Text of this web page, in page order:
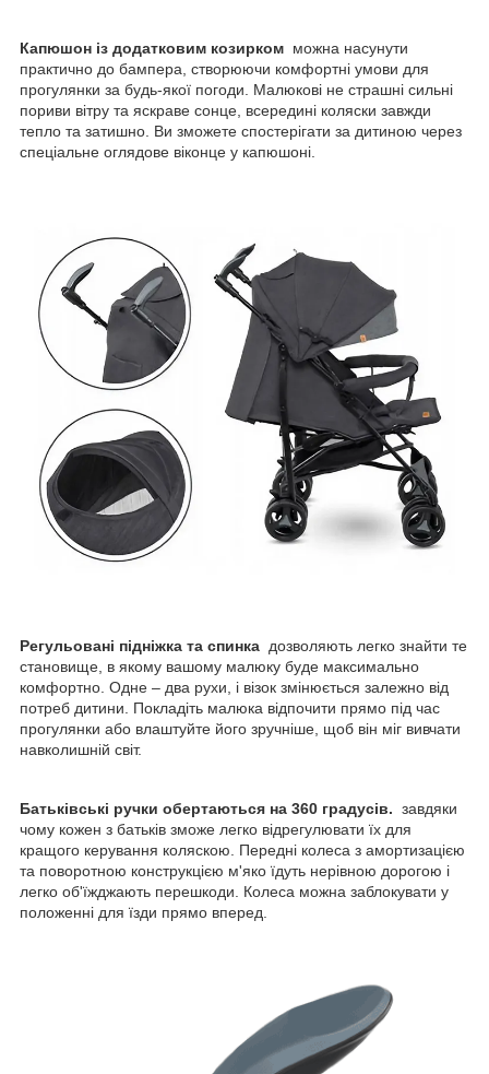
Капюшон із додатковим козирком можна насунути
практично до бампера, створюючи комфортні умови для
прогулянки за будь-якої погоди. Малюкові не страшні сильні
пориви вітру та яскраве сонце, всередині коляски завжди
тепло та затишно. Ви зможете спостерігати за дитиною через
спеціальне оглядове віконце у капюшоні.
Регульовані підніжка та спинка дозволяють легко знайти те
становище, в якому вашому малюку буде максимально
комфортно. Одне – два рухи, і візок змінюється залежно від
потреб дитини. Покладіть малюка відпочити прямо під час
прогулянки або влаштуйте його зручніше, щоб він міг вивчати
навколишній світ.
Батьківські ручки обертаються на 360 градусів. завдяки
чому кожен з батьків зможе легко відрегулювати їх для
кращого керування коляскою. Передні колеса з амортизацією
та поворотною конструкцією м'яко їдуть нерівною дорогою і
легко об'їжджають перешкоди. Колеса можна заблокувати у
положенні для їзди прямо вперед.